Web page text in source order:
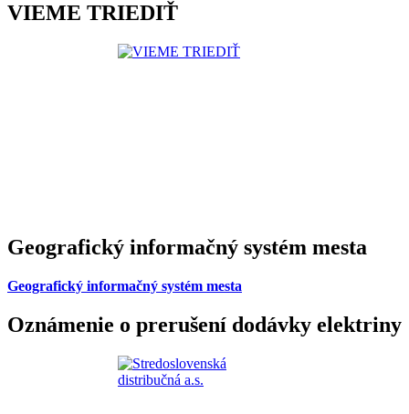
VIEME TRIEDIŤ
Geografický informačný systém mesta
Geografický informačný systém mesta
Oznámenie o prerušení dodávky elektriny